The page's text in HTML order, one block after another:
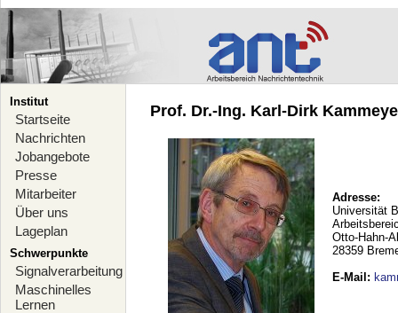
Institut
Startseite
Nachrichten
Jobangebote
Presse
Mitarbeiter
Über uns
Lageplan
Schwerpunkte
Signalverarbeitung
Maschinelles
Lernen
Prof. Dr.-Ing. Karl-Dirk
Adresse:
Universität
Otto-Hahn-
28359
E-Mail :